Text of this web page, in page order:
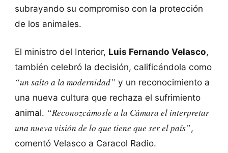
subrayando su compromiso con la protección
de los animales.
El ministro del Interior, Luis Fernando Velasco,
también celebró la decisión, calificándola como
“un salto a la modernidad” y un reconocimiento a
una nueva cultura que rechaza el sufrimiento
animal. “Reconozcámosle a la Cámara el interpretar
una nueva visión de lo que tiene que ser el país”,
comentó Velasco a Caracol Radio.